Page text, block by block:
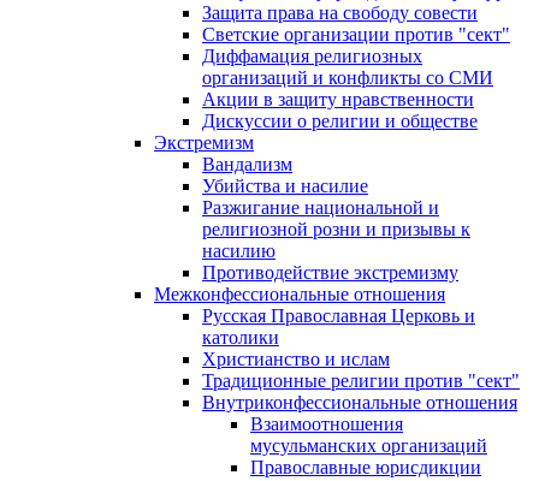
Защита права на свободу совести
Светские организации против "сект"
Диффамация религиозных
организаций и конфликты со СМИ
Акции в защиту нравственности
Дискуссии о религии и обществе
Экстремизм
Вандализм
Убийства и насилие
Разжигание национальной и
религиозной розни и призывы к
насилию
Противодействие экстремизму
Межконфессиональные отношения
Русская Православная Церковь и
католики
Христианство и ислам
Традиционные религии против "сект"
Внутриконфессиональные отношения
Взаимоотношения
мусульманских организаций
Православные юрисдикции